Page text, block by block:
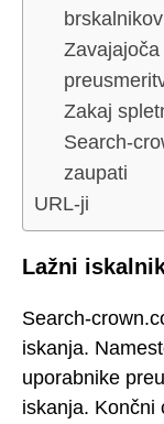
brskalnikov
Zakaj
Search-
zaupati
URL-ji
Lažni
Search-
iskanja.
uporabnike
iskanja. Končni